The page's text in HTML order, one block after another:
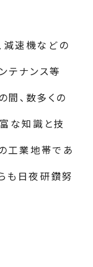
減速機などの
テナンス等
、数多くの
な知識と技
工業地帯であ
も日夜研鑽努